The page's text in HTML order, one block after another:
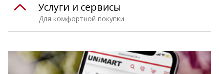
Для комфортной покупки
Услуги и сервисы